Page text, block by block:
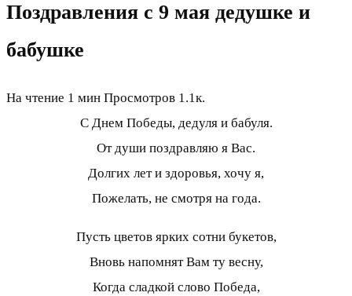
Поздравления с 9 мая дедушке и
бабушке
На чтение 1 мин Просмотров 1.1к.
С Днем Победы, дедуля и бабуля.
От души поздравляю я Вас.
Долгих лет и здоровья, хочу я,
Пожелать, не смотря на года.
Пусть цветов ярких сотни букетов,
Вновь напомнят Вам ту весну,
Когда сладкой слово Победа,